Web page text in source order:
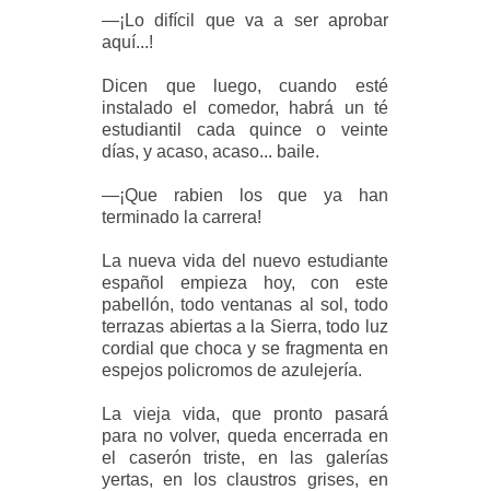
—¡Lo difícil que va a ser aprobar
aquí...!
Dicen que luego, cuando esté
instalado el comedor, habrá un té
estudiantil cada quince o veinte
días, y acaso, acaso... baile.
—¡Que rabien los que ya han
terminado la carrera!
La nueva vida del nuevo estudiante
español empieza hoy, con este
pabellón, todo ventanas al sol, todo
terrazas abiertas a la Sierra, todo luz
cordial que choca y se fragmenta en
espejos policromos de azulejería.
La vieja vida, que pronto pasará
para no volver, queda encerrada en
el caserón triste, en las galerías
yertas, en los claustros grises, en